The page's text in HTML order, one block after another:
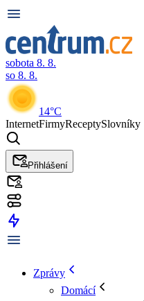
sobota 8. 8.
so 8. 8.
14°C
InternetFirmyReceptySlovníky
Přihlášení
Zprávy
Domácí